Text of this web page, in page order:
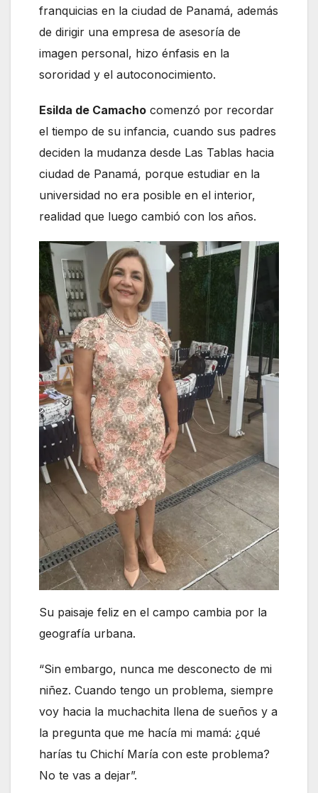
franquicias en la ciudad de Panamá, además
de dirigir una empresa de asesoría de
imagen personal, hizo énfasis en la
sororidad y el autoconocimiento.
Esilda de Camacho comenzó por recordar
el tiempo de su infancia, cuando sus padres
deciden la mudanza desde Las Tablas hacia
ciudad de Panamá, porque estudiar en la
universidad no era posible en el interior,
realidad que luego cambió con los años.
Su paisaje feliz en el campo cambia por la
geografía urbana.
“Sin embargo, nunca me desconecto de mi
niñez. Cuando tengo un problema, siempre
voy hacia la muchachita llena de sueños y a
la pregunta que me hacía mi mamá: ¿qué
harías tu Chichí María con este problema?
No te vas a dejar”.